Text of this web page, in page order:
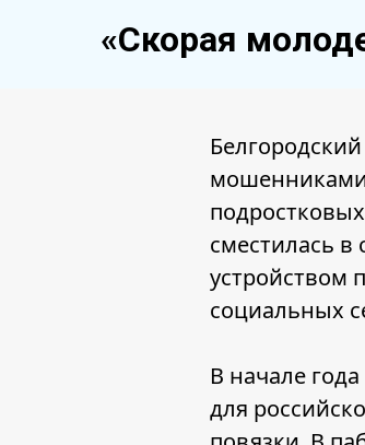
«Скорая
мошенниками
сместилась
устройством
социальных
В начале
для